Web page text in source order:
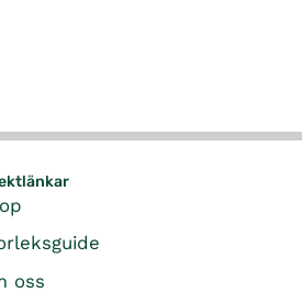
oss